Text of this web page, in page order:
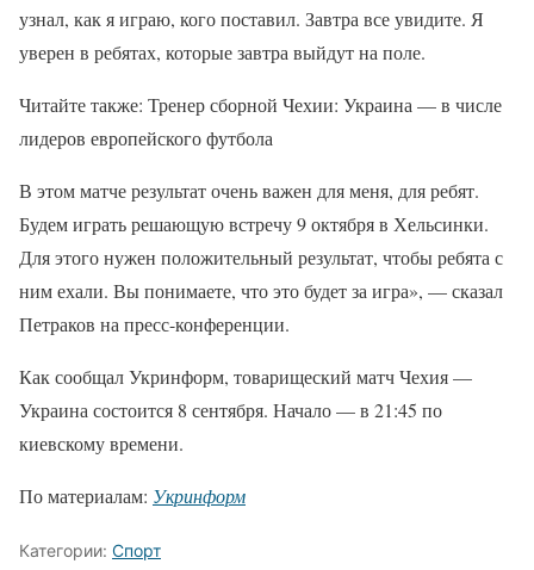
узнал, как я играю, кого поставил. Завтра все увидите. Я
уверен в ребятах, которые завтра выйдут на поле.
Читайте также: Тренер сборной Чехии: Украина — в числе
лидеров европейского футбола
В этом матче результат очень важен для меня, для ребят.
Будем играть решающую встречу 9 октября в Хельсинки.
Для этого нужен положительный результат, чтобы ребята с
ним ехали. Вы понимаете, что это будет за игра», — сказал
Петраков на пресс-конференции.
Как сообщал Укринформ, товарищеский матч Чехия —
Украина состоится 8 сентября. Начало — в 21:45 по
киевскому времени.
По материалам: Укринформ
Категории: Спорт